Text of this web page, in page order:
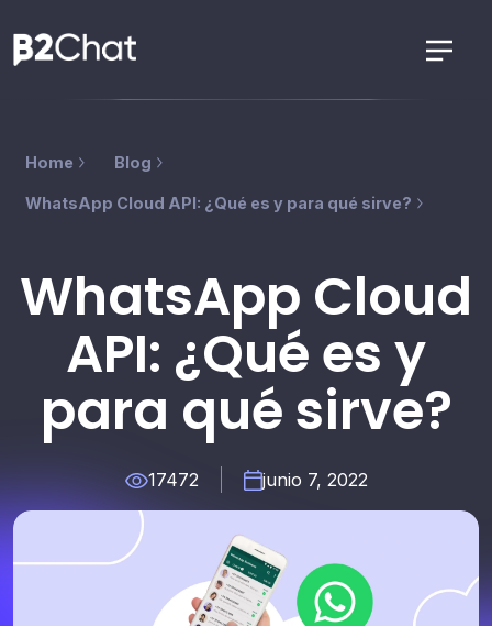
Home Blog
WhatsApp Cloud API: ¿Qué es y para qué sirve?
WhatsApp Cloud
API: ¿Qué es y
para qué sirve?
17472 junio 7, 2022